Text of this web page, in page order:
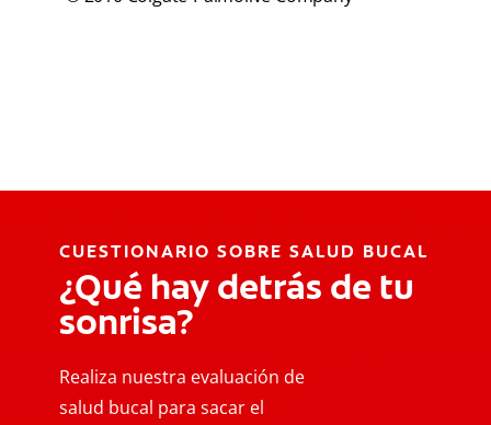
CUESTIONARIO SOBRE SALUD BUCAL
¿Qué hay detrás de tu
sonrisa?
Realiza nuestra evaluación de
salud bucal para sacar el